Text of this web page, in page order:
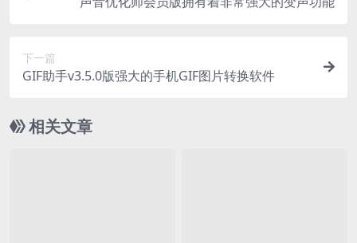
下一篇
GIF助手v3.5.0版强大的手机GIF图片转换软件
相关文章